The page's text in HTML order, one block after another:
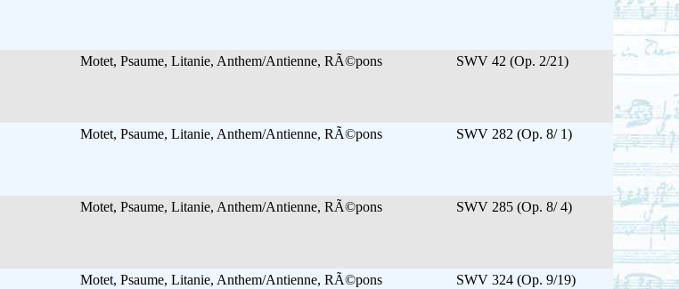
Motet, Psaume, Litanie, Anthem/Antienne, RÃ©pons
SWV 42 (Op. 2/21)
Motet, Psaume, Litanie, Anthem/Antienne, RÃ©pons
SWV 282 (Op. 8/ 1)
Motet, Psaume, Litanie, Anthem/Antienne, RÃ©pons
SWV 285 (Op. 8/ 4)
Motet, Psaume, Litanie, Anthem/Antienne, RÃ©pons
SWV 324 (Op. 9/19)